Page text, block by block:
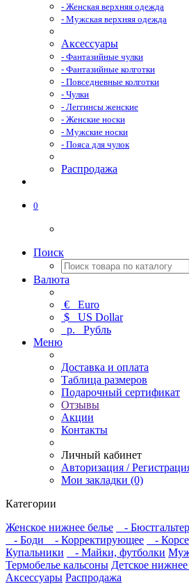
- Женская верхняя одежда
- Мужская верхняя одежда
Аксессуары
- Фантазийные чулки
- Фантазийные колготки
- Повседневные колготки
- Чулки
- Леггинсы женские
- Женские носки
- Мужские носки
- Пояса для чулок
Распродажа
0
Поиск
Валюта
€ Euro
$ US Dollar
р. Рубль
Меню
Доставка и оплата
Таблица размеров
Подарочный сертификат
Отзывы
Акции
Контакты
Личный кабинет
Авторизация /
Мои закладки (0)
Категории
Женское нижнее белье
-
- Боди
- Корректирующее -
Купальники
- Майки, футболки
Термобелье кальсоны Детское нижнее
Аксессуары Распродажа